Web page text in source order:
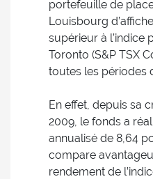
portefeuille de
Louisbourg
supérieur à l’indice
Toronto (S&P TSX
toutes les périodes
En effet, depuis sa
2009, le fonds a
annualisé de 8,64
compare
rendement de